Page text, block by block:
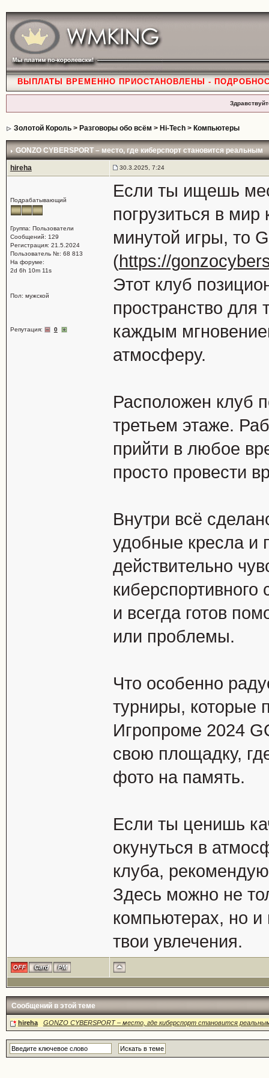
ВЫПЛАТЫ ВРЕМЕННО ПРИОСТАНОВЛЕНЫ -
Золотой Король> Разговоры обо всём > Hi-Tech> Компьютеры
GONZO CYBERSPORT – место, где киберспорт становится реальным
hireha 30.3.2025, 7:24
Подрабатывающий
Группа: Пользователи
Сообщений: 129
Регистрация: 21.5.2024
Пользователь №: 68 813
На форуме:
2d 6h 10m 11s
Пол: мужской
Репутация: 0
Если ты ищешь
погрузиться в
минутой игры, то
(https://
Этот клуб
пространство для
каждым
атмосферу.
Расположен клуб
третьем этаже.
прийти в любое
просто провести
Внутри всё
удобные кресла и
действительно
и всегда готов
или проблемы.
Что особенно
турниры, которые
Игропроме 2024
свою площадку,
фото на память.
Если ты ценишь
окунуться в
клуба,
Здесь можно не
компьютерах, но
твои увлечения.
Сообщений в этой теме
hireha GONZO CYBERSPORT – место, где киберспорт становится